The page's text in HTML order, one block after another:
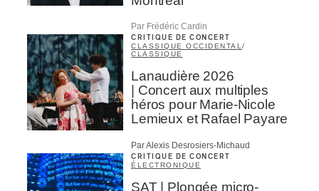
Par Frédéric Cardin
CRITIQUE DE CONCERT
CLASSIQUE OCCIDENTAL /
CLASSIQUE
Lanaudière 2026
| Concert aux multiples
héros pour Marie-Nicole
Lemieux et Rafael Payare
Par Alexis Desrosiers-Michaud
CRITIQUE DE CONCERT
ÉLECTRONIQUE
SAT | Plongée micro-